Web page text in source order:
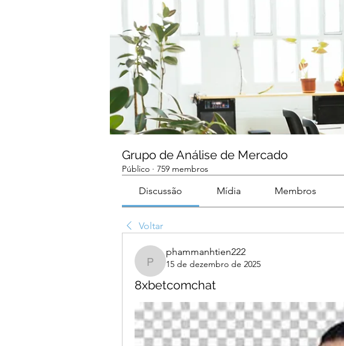
Grupo de Análise de Mercado
Público · 759 membros
Discussão Mídia Membros
Voltar
phammanhtien222
phammanhtien222
15 de dezembro de 2025
8xbetcomchat